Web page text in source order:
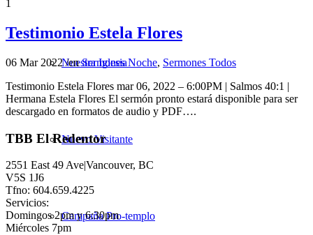
Nuestra Iglesia
Nuevo Visitante
Campaña Pro-templo
1
Testimonio Estela Flores
06 Mar 2022/enSermones Noche, Sermones Todos
Testimonio Estela Flores mar 06, 2022 – 6:00PM | Salmos 40:1 |
Hermana Estela Flores El sermón pronto estará disponible para ser
descargado en formatos de audio y PDF….
TBB El Redentor
2551 East 49 Ave|Vancouver, BC
V5S 1J6
Tfno: 604.659.4225
Servicios:
Domingos 2pm y 6:30pm
Miércoles 7pm